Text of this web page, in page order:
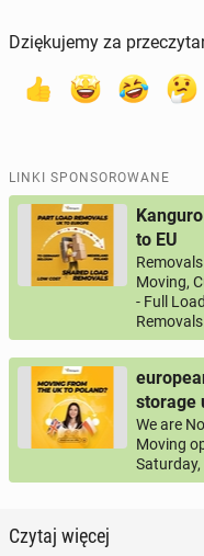
Dziękujemy za
LINKI SPONSOROWANE
to EU
Moving,
- Full
storage
We are
Moving
Saturday,
Czytaj więcej